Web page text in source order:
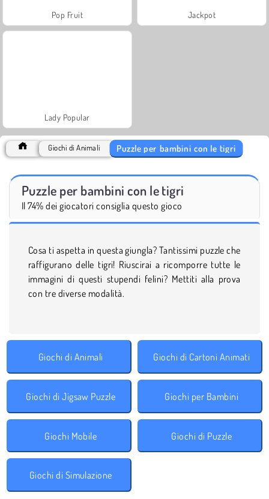
Pop Fruit Jackpot
Lady Popular
Giochi di Animali Puzzle per bambini con le tigri
Puzzle per bambini con le tigri
Il 74% dei giocatori consiglia questo gioco
Cosa ti aspetta in questa giungla? Tantissimi puzzle che
raffigurano delle tigri! Riuscirai a ricomporre tutte le
immagini di questi stupendi felini? Mettiti alla prova
con tre diverse modalità.
Giochi di Animali Giochi di Cartoni Animati
Giochi di Jigsaw Puzzle Giochi per Bambini
Giochi Mobile Giochi di Puzzle
Giochi di Simulazione